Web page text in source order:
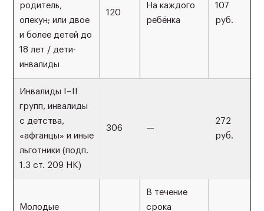
родитель,
опекун; или двое
и более детей до
18 лет / дети-
инвалиды
120
На каждого
ребёнка
107
руб.
Инвалиды I–II
групп, инвалиды
с детства,
«афганцы» и иные
льготники (подп.
1.3 ст. 209 НК)
306 —
272
руб.
Молодые
В течение
срока